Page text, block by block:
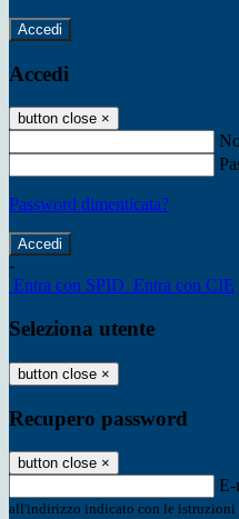
Accedi
Accedi
button close ×
Password dimenticata?
-
Entra con SPID Entra con CIE
Seleziona utente
button close ×
Recupero password
button close ×
E-
all'indirizzo indicato con le istruzioni